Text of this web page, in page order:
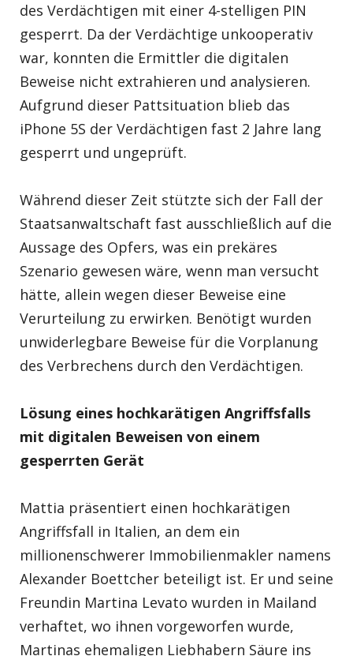
des Verdächtigen mit einer 4-stelligen PIN
gesperrt. Da der Verdächtige unkooperativ
war, konnten die Ermittler die digitalen
Beweise nicht extrahieren und analysieren.
Aufgrund dieser Pattsituation blieb das
iPhone 5S der Verdächtigen fast 2 Jahre lang
gesperrt und ungeprüft.
Während dieser Zeit stützte sich der Fall der
Staatsanwaltschaft fast ausschließlich auf die
Aussage des Opfers, was ein prekäres
Szenario gewesen wäre, wenn man versucht
hätte, allein wegen dieser Beweise eine
Verurteilung zu erwirken. Benötigt wurden
unwiderlegbare Beweise für die Vorplanung
des Verbrechens durch den Verdächtigen.
Lösung eines hochkarätigen Angriffsfalls
mit digitalen Beweisen von einem
gesperrten Gerät
Mattia präsentiert einen hochkarätigen
Angriffsfall in Italien, an dem ein
millionenschwerer Immobilienmakler namens
Alexander Boettcher beteiligt ist. Er und seine
Freundin Martina Levato wurden in Mailand
verhaftet, wo ihnen vorgeworfen wurde,
Martinas ehemaligen Liebhabern Säure ins